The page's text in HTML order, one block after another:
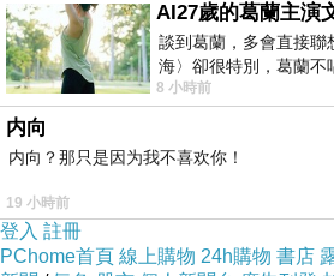
談到葛蘭，多會直接聯
海〉卻很特別，葛蘭不
心演戲。拍攝期間，經
8 小時前
内向
内向？那只是因为我不喜欢你！
19 小時前
登入 註冊
PChome首頁 線上購物 24h購物 書店